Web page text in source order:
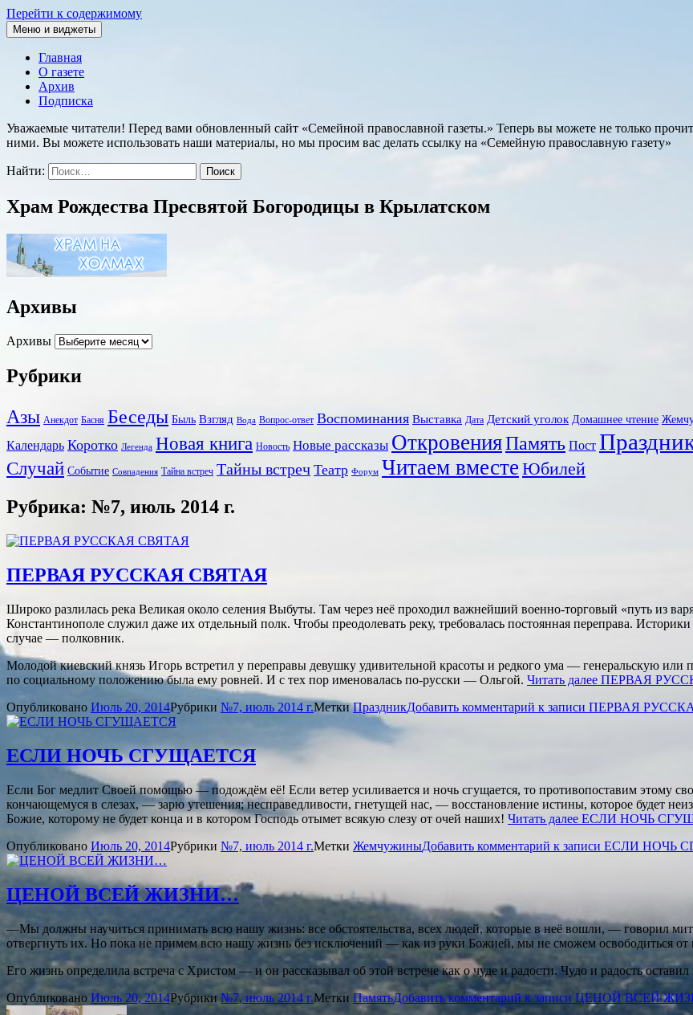
Перейти к содержимому
Семейная православная газета
Меню и виджеты
Главная
О газете
Архив
Подписка
Уважаемые читатели! Перед вами обновленный сайт «Семейной православной газеты.» Теперь вы можете не только
ними. Вы можете использовать наши материалы, но мы просим вас делать ссылку на «Семейную православную газету»
Найти:
Храм Рождества Пресвятой Богородицы в Крылатском
Архивы
Архивы
Рубрики
Азы Анекдот Басня Беседы Быль Взгляд Вода Вопрос-ответ Воспоминания Выставка Дата Детский уголок Домашнее чтение
Календарь Коротко Легенда Новая книга Новость Новые рассказы ОткровенияПамять Пост
Случай Событие Совпадения Тайна встреч Тайны встреч Театр Форум Читаем вместе Юбилей
Рубрика: №7, июль 2014 г.
ПЕРВАЯ РУССКАЯ СВЯТАЯ
Широко разлилась река Великая около селения Выбуты. Там через неё проходил важнейший военно-торговый «путь из
Константинополе служил даже их отдельный полк. Чтобы преодолевать реку, требовалась постоянная переправа.
случае — полковник.
Молодой киевский князь Игорь встретил у переправы девушку удивительной красоты и редкого ума — генеральскую
по социальному положению была ему ровней. И с тех пор именовалась по-русски — Ольгой. Читать далее ПЕРВАЯ
Опубликовано Июль 20, 2014Рубрики №7, июль 2014 г.МеткиПраздникДобавить комментарий к записи ПЕРВАЯ
ЕСЛИ НОЧЬ СГУЩАЕТСЯ
Если Бог медлит Своей помощью — подождём её! Если ветер усиливается и ночь сгущается, то противопоставим этому
кончающемуся в слезах, — зарю утешения; несправедливости, гнетущей нас, — восстановление истины, которое будет
Божие, которому не будет конца и в котором Господь отымет всякую слезу от очей наших! Читать далее ЕСЛИ НОЧЬ
Опубликовано Июль 20, 2014Рубрики №7, июль 2014 г.Метки ЖемчужиныДобавить комментарий к записи ЕСЛИ НОЧЬ
ЦЕНОЙ ВСЕЙ ЖИЗНИ…
—Мы должны научиться принимать всю нашу жизнь: все обстоятельства, всех людей, которые в неё вошли, — говорил
отвергнуть их. Но пока не примем всю нашу жизнь без исключений — как из руки Божией, мы не сможем освободиться от
Его жизнь определила встреча с Христом — и он рассказывал об этой встрече как о чуде и радости. Чудо и радость оставил
Опубликовано Июль 20, 2014Рубрики №7, июль 2014 г.Метки ПамятьДобавить комментарийк записи ЦЕНОЙ ВСЕЙ